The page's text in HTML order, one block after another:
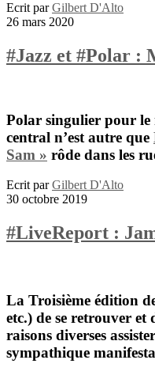
Ecrit parGilbert D'Alto
26 mars 2020
#Jazz et #Polar :
Polar singulier pour le
central n’est autre que
Sam » rôde dans les
Ecrit parGilbert D'Alto
30 octobre 2019
#LiveReport :
La Troisième édition
etc.) de se retrouver et
raisons diverses
sympathique